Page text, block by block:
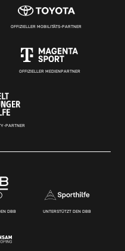
OFFIZIELLER MOBILITÄTS-PARTNER
OFFIZIELLER MEDIENPARTNER
PARTNER
DBB UNTERSTÜTZT DEN DBB